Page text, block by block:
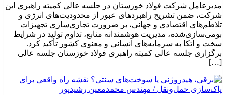
مدیرعامل شرکت فولاد خوزستان در جلسه عالی کمیته راهبری این
شرکت، ضمن تشریح راهبردهای عبور از محدودیت‌های انرژی و
تلاطم‌های اقتصادی و جهانی، بر ضرورت تجاری‌سازی تجهیزات
بومی‌سازی‌شده، مدیریت هوشمندانه منابع، تداوم تولید در شرایط
سخت و اتکا به سرمایه‌های انسانی و معنوی کشور تأکید کرد.
برگزاری جلسه عالی کمیته راهبری فولاد خوزستان جلسه عالی
[…]